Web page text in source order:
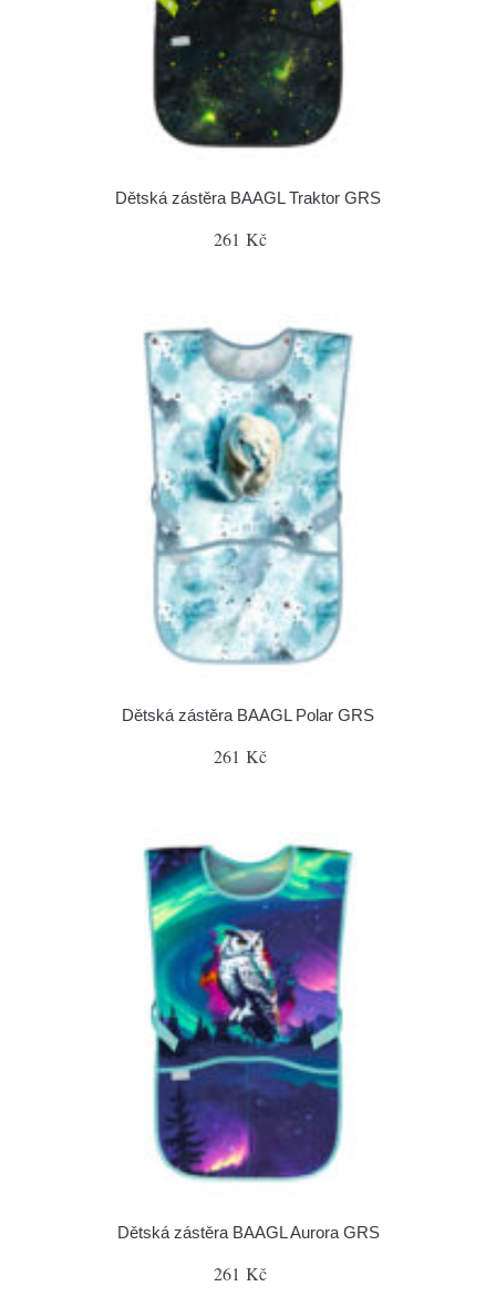
Dětská zástěra BAAGL Traktor GRS
261 Kč
Dětská zástěra BAAGL Polar GRS
261 Kč
Dětská zástěra BAAGL Aurora GRS
261 Kč